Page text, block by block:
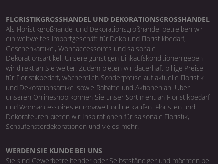
FLORISTIKGROSSHANDEL UND DEKORATIONSGROSSHANDEL
Als Floristikgroßhandel und Dekorationsgroßhandel betreiben wir
ein weltweites Importgeschäft für Deko und Floristikbedarf,
Geschenkartikel, Wohnaccessoires und saisonale
Dekorationsartikel. Unsere günstigen Einkaufskonditionen geben
wir direkt an Sie weiter. Zudem bieten wir dauerhaft billige Preise
für Floristikbedarf, wöchentlich Sonderpreise auf aktuelle Floristik
und Dekorationsartikel sowie Rabatte und Aktionen an. Über
unseren Onlineshop können Sie unser Sortiment an Floristikbedarf
und Wohnaccessoires europaweit online kaufen. Floristen und
Dekorateuren bieten wir Inspirationen für saisonale Floristik,
Schaufensterdekorationen und vieles mehr.
WERDEN SIE KUNDE BEI UNS
Sie sind Gewerbetreibender oder Selbstständiger und möchten bei